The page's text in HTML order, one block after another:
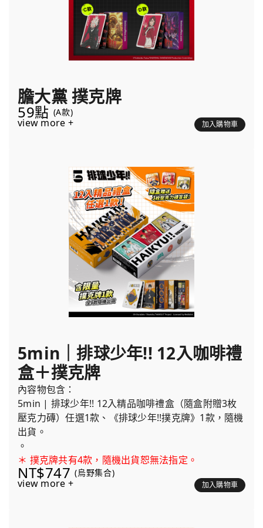
膽大黨 撲克牌
59點 (A款)
view more + 加入購物車
5min｜排球少年!! 12入咖啡禮
盒＋撲克牌
內容物包含：
5min | 排球少年!! 12入精品咖啡禮盒（隨盒附贈3枚
壓克力磚）任選1款、《排球少年!!撲克牌》1款，隨機
出貨。
。
＊ 撲克牌共有4款，隨機出貨恕無法指定。
NT$747 (烏野集合)
view more + 加入購物車